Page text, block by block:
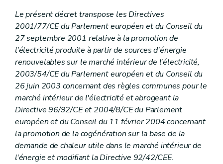
Le présent décret transpose les Directives
2001/77/CE du Parlement européen et du Conseil du
27 septembre 2001 relative à la promotion de
l'électricité produite à partir de sources d'énergie
renouvelables sur le marché intérieur de l'électricité,
2003/54/CE du Parlement européen et du Conseil du
26 juin 2003 concernant des règles communes pour le
marché intérieur de l'électricité et abrogeant la
Directive 96/92/CE et 2004/8/CE du Parlement
européen et du Conseil du 11 février 2004 concernant
la promotion de la cogénération sur la base de la
demande de chaleur utile dans le marché intérieur de
l'énergie et modifiant la Directive 92/42/CEE.